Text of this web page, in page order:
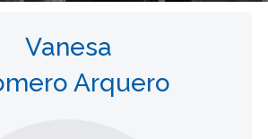
Vanesa
Arquero